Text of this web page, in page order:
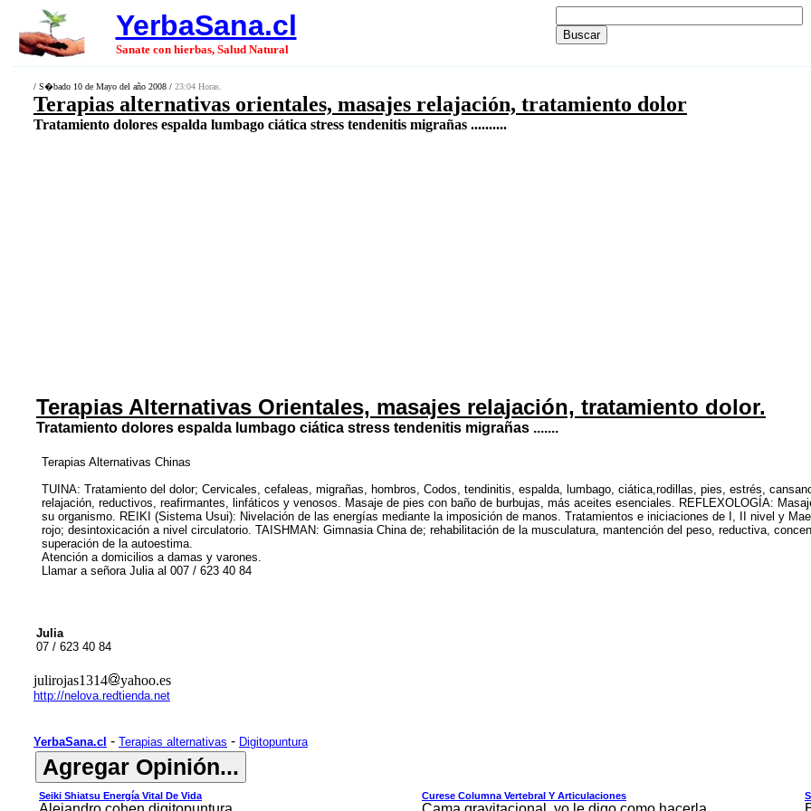
YerbaSana.cl
Sanate con hierbas, Salud Natural
/ S�bado 10 de Mayo del año 2008 / 23:04 Horas.
Terapias alternativas orientales, masajes relajación, tratamiento dolor
Tratamiento dolores espalda lumbago ciática stress tendenitis migrañas ..........
Terapias Alternativas Orientales, masajes relajación, tratamiento dolor.
Tratamiento dolores espalda lumbago ciática stress tendenitis migrañas .......
Terapias Alternativas Chinas
TUINA: Tratamiento del dolor; Cervicales, cefaleas, migrañas, hombros, Codos, tendinitis, espalda, lumbago, ciática,rodillas, pies, estrés,
relajación, reductivos, reafirmantes, linfáticos y venosos. Masaje de pies con baño de burbujas, más aceites esenciales. REFLEXOLOGÍA:
su organismo. REIKI (Sistema Usui): Nivelación de las energías mediante la imposición de manos. Tratamientos e iniciaciones de I, II nivel y
rojo; desintoxicación a nivel circulatorio. TAISHMAN: Gimnasia China de; rehabilitación de la musculatura, mantención del peso, reductiva,
superación de la autoestima.
Atención a domicilios a damas y varones.
Llamar a señora Julia al 007 / 623 40 84
Julia
07 / 623 40 84
julirojas1314 yahoo.es
http://nelova.redtienda.net
YerbaSana.cl - Terapias alternativas - Digitopuntura
Seiki Shiatsu Energía Vital De Vida Curese Columna Vertebral Y Articulaciones